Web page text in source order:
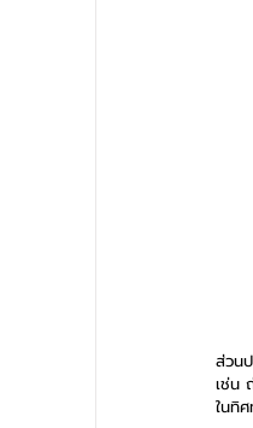
ส่วน
เช่น
ในทิ